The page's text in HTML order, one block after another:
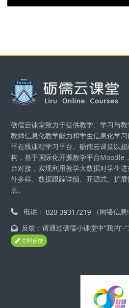
版块
砺儒云课堂致力于提供教学、学习与
教师信息化教学能力和学生信息化学
平在线课程学习平台。砺儒云课堂以
构，基于国际化开源教学平台Moodle
台对接，实现利用教学大数据对学生
件多样、数据跟踪详细、开源式、扩
点。
电话：
（网络信息
反馈：请通过砺儒小课堂中“我的”-
立即反馈